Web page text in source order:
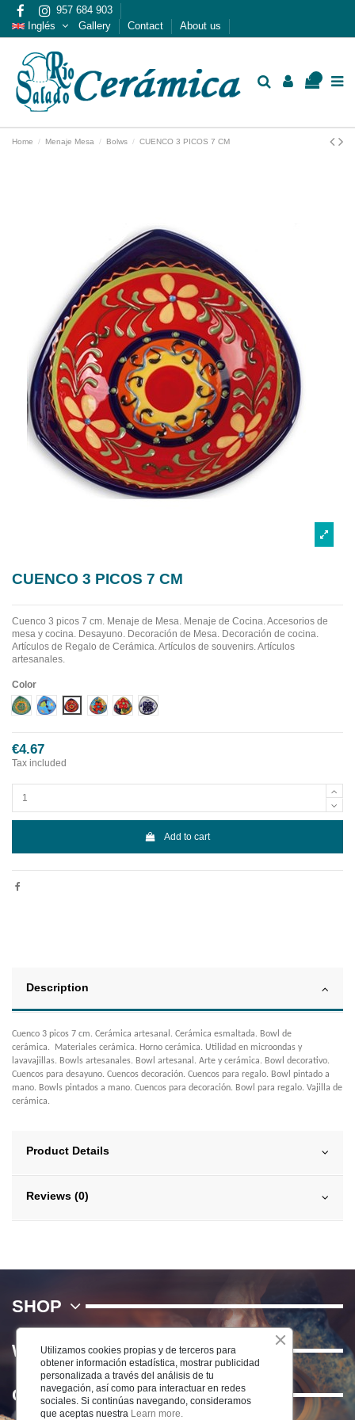
957 684 903
Inglés
Gallery Contact About us
Home Menaje Mesa Bolws CUENCO 3 PICOS 7 CM
CUENCO 3 PICOS 7 CM
Cuenco 3 picos 7 cm. Menaje de Mesa. Menaje de Cocina. Accesorios de
mesa y cocina. Desayuno. Decoración de Mesa. Decoración de cocina.
Artículos de Regalo de Cerámica. Artículos de souvenirs. Artículos
artesanales.
Color
Diseño 1Diseño 2Diseño 3Diseño 4Diseño 5Diseño 6
€4.67
Tax included
Add to cart
Description
Cuenco 3 picos 7 cm. Cerámica artesanal. Cerámica esmaltada. Bowl de
cerámica. Materiales cerámica. Horno cerámica. Utilidad en microondas y
lavavajillas. Bowls artesanales. Bowl artesanal. Arte y cerámica. Bowl decorativo.
Cuencos para desayuno. Cuencos decoración. Cuencos para regalo. Bowl pintado a
mano. Bowls pintados a mano. Cuencos para decoración. Bowl para regalo. Vajilla de
cerámica.
Product Details
Reviews (0)
SHOP
WE
Contact us
Utilizamos cookies propias y de terceros para
obtener información estadística, mostrar publicidad
personalizada a través del análisis de tu
navegación, así como para interactuar en redes
sociales. Si continúas navegando, consideramos
que aceptas nuestra Learn more.